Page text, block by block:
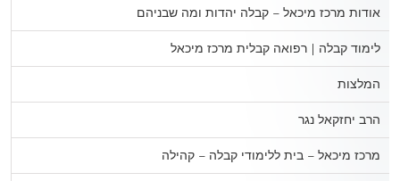
אודות מרכז מיכאל – קבלה יהדות ומה שבניהם
לימוד קבלה | רפואה קבלית מרכז מיכאל
המלצות
הרב יחזקאל נגר
מרכז מיכאל – בית ללימודי קבלה – קהילה